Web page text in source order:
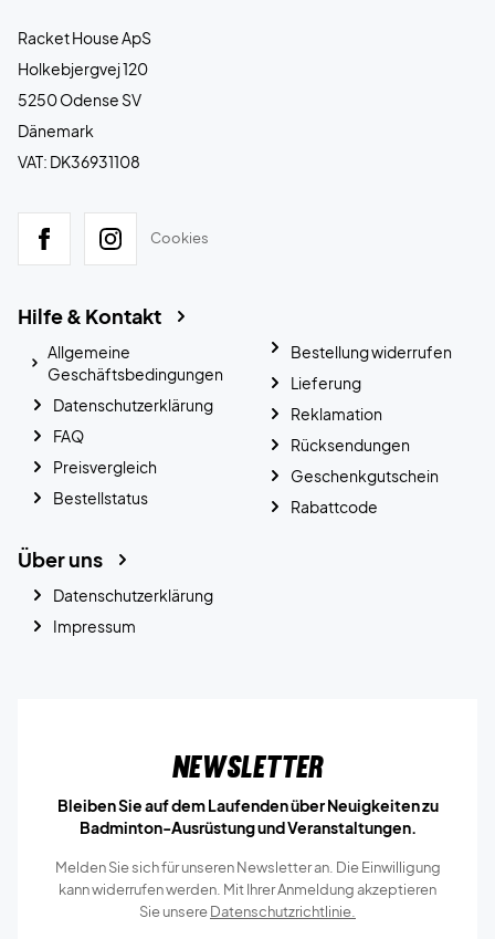
Racket House ApS
Holkebjergvej 120
5250 Odense SV
Dänemark
VAT: DK36931108
Cookies
Hilfe & Kontakt
Allgemeine
Geschäftsbedingungen
Datenschutzerklärung
FAQ
Preisvergleich
Bestellstatus
Bestellung widerrufen
Lieferung
Reklamation
Rücksendungen
Geschenkgutschein
Rabattcode
Über uns
Datenschutzerklärung
Impressum
Newsletter
Bleiben Sie auf dem Laufenden über Neuigkeiten zu
Badminton-Ausrüstung und Veranstaltungen.
Melden Sie sich für unseren Newsletter an. Die Einwilligung
kann widerrufen werden. Mit Ihrer Anmeldung akzeptieren
Sie unsereDatenschutzrichtlinie.